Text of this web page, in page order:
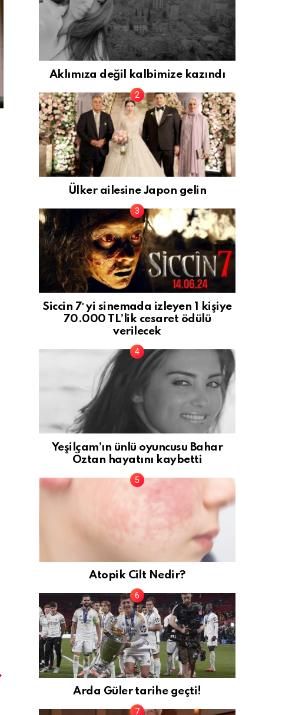
Aklımıza değil kalbimize kazındı
Ülker ailesine Japon gelin
Siccin 7′ yi sinemada izleyen 1 kişiye
70.000 TL’lik cesaret ödülü
verilecek
Yeşilçam’ın ünlü oyuncusu Bahar
Öztan hayatını kaybetti
Atopik Cilt Nedir?
Arda Güler tarihe geçti!